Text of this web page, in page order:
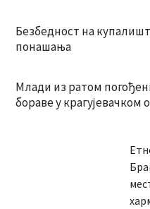
Безбедност на
понашања
Млади из ратом
бораве у